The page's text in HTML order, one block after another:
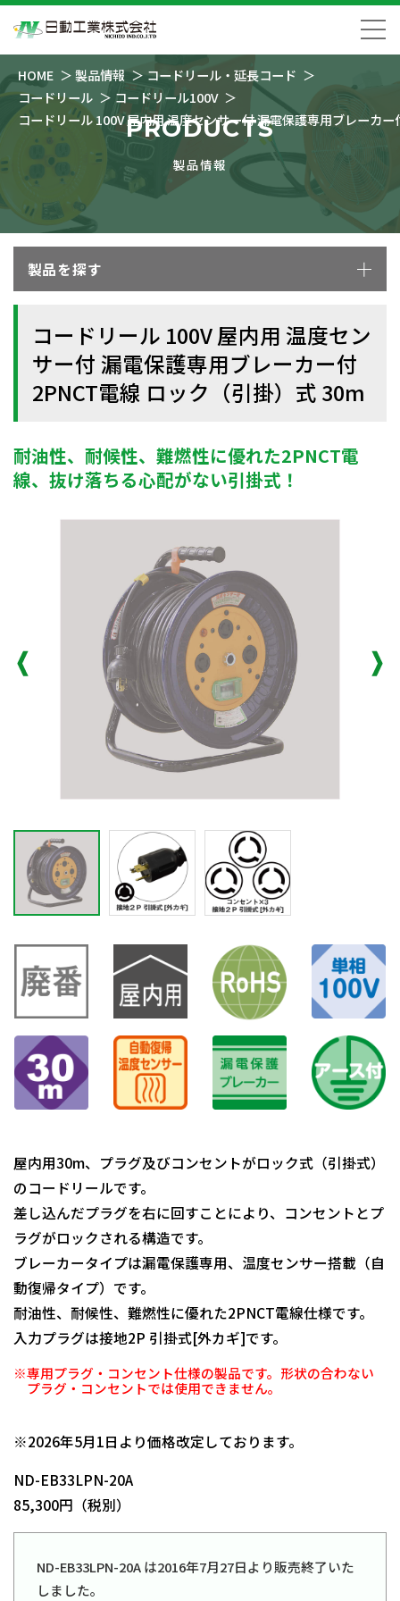
HOME 製品情報
コードリール・延長コード
コードリール
コードリール100V
コードリール 100V 屋内用 温度センサー付 漏電保護専用ブレーカ
PRODUCTS
製品情報
製品を探す
コードリール 100V 屋内用 温度セン
サー付 漏電保護専用ブレーカー付
2PNCT電線 ロック（引掛）式 30m
耐油性、耐候性、難燃性に優れた2PNCT電
線、抜け落ちる心配がない引掛式！
屋内用30m、プラグ及びコンセントがロック式（引掛式）
のコードリールです。
差し込んだプラグを右に回すことにより、コンセントとプ
ラグがロックされる構造です。
ブレーカータイプは漏電保護専用、温度センサー搭載（自
動復帰タイプ）です。
耐油性、耐候性、難燃性に優れた2PNCT電線仕様です。
入力プラグは接地2P 引掛式[外カギ]です。
※専用プラグ・コンセント仕様の製品です。形状の合わない
プラグ・コンセントでは使用できません。
※2026年5月1日より価格改定しております。
ND-EB33LPN-20A
85,300円（税別）
ND-EB33LPN-20A は2016年7月27日より販売終了いた
しました。